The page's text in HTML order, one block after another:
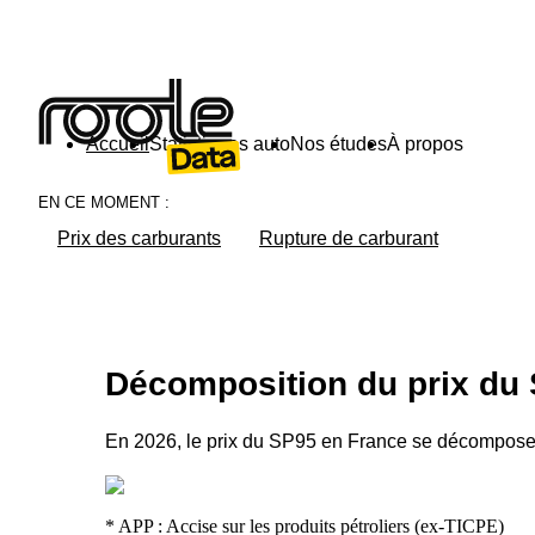
AccueilStatistiques auto
Budget auto
Infrastructures
Marché automobile
THÈMES
Budget des
Prix des carburants
Nos études
NOS ÉTUDES LES ÉTUDES LES PLUS VUES
Budget automobile des Français
Mis à jour le : 10/10/2025
À propos
EN CE MOMENT :
Prix des carburants Rupture de carburant
Décomposition du prix du
En 2026, le prix du SP95 en France se
* APP : Accise sur les produits pétroliers (ex-TICPE)